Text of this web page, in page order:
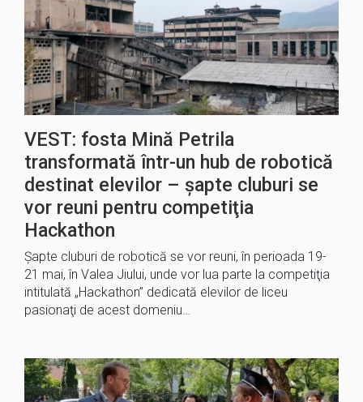
VEST: fosta Mină Petrila
transformată într-un hub de robotică
destinat elevilor – șapte cluburi se
vor reuni pentru competiţia
Hackathon
Şapte cluburi de robotică se vor reuni, în perioada 19-
21 mai, în Valea Jiului, unde vor lua parte la competiţia
intitulată „Hackathon” dedicată elevilor de liceu
pasionaţi de acest domeniu…